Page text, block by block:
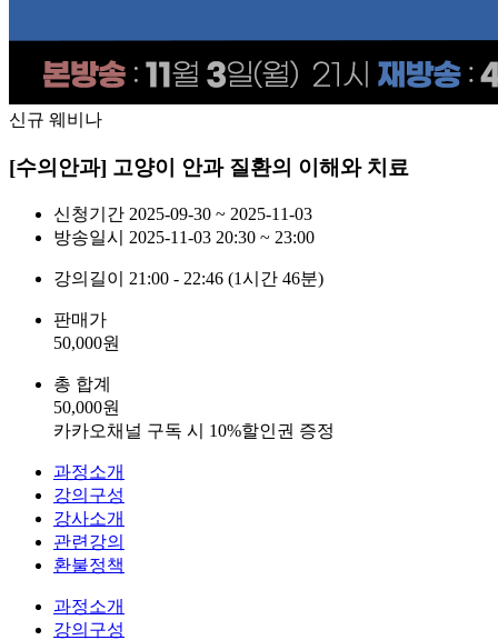
신규 웨비나
[수의안과] 고양이 안과 질환의 이해와 치료
신청기간 2025-09-30 ~ 2025-11-03
방송일시
2025-11-03 20:30 ~ 23:00
강의길이 21:00 - 22:46 (1시간 46분)
판매가
50,000원
총 합계
50,000원
카카오채널 구독 시 10%할인권 증정
과정소개
강의구성
강사소개
관련강의
환불정책
과정소개
강의구성